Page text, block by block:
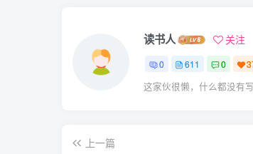
读书人 关注
0 611 0
这家伙很懒，什么都没有
上一篇